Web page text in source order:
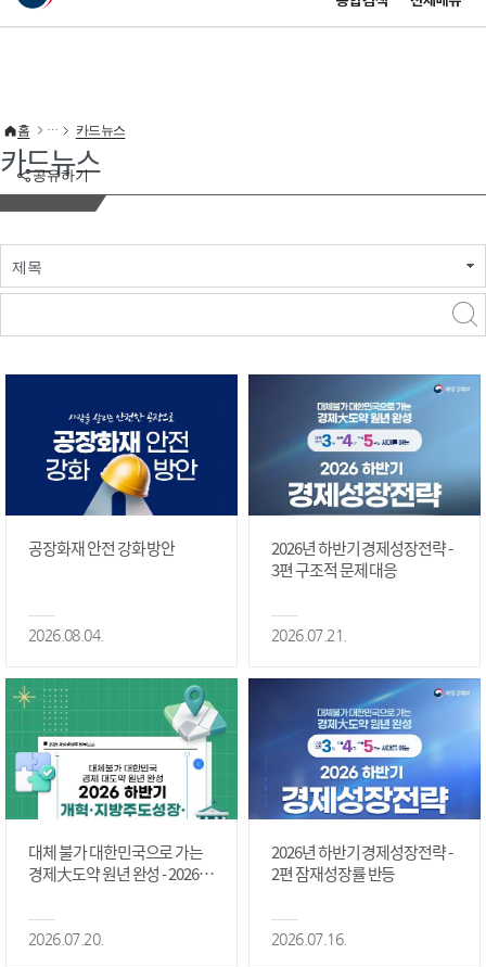
이 누리집은 대한민국 공식 전자정부 누리집입니다.
공유하기
홈 카드뉴스
카드뉴스
제목
공장화재 안전 강화 방안
2026.08.04.
2026년 하반기 경제성장전략 -
3편 구조적 문제 대응
2026.07.21.
대체 불가 대한민국으로 가는
경제大도약 원년 완성 - 2026 하
정상화 #2편
2026.07.20.
2026년 하반기 경제성장전략 -
2편 잠재성장률 반등
2026.07.16.